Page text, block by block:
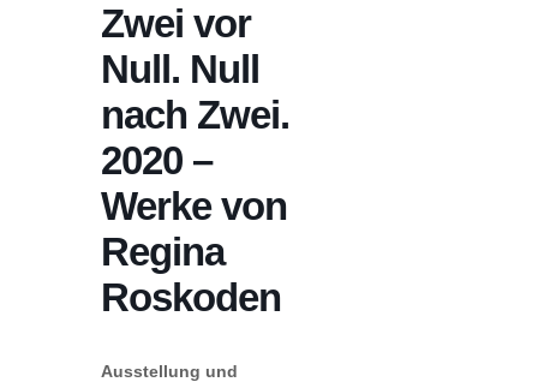
Zwei vor
Null. Null
nach Zwei.
2020 –
Werke von
Regina
Roskoden
Ausstellung und